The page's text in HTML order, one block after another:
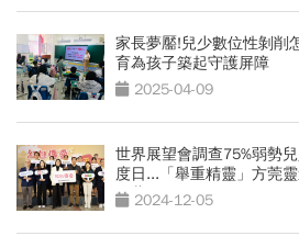
家長夢靨!兒少數位性剝削
育為孩子築起守護屏障
2025-04-09
世界展望會調查75%弱勢
度日...「舉重精靈」方莞
作夢2024-12-05